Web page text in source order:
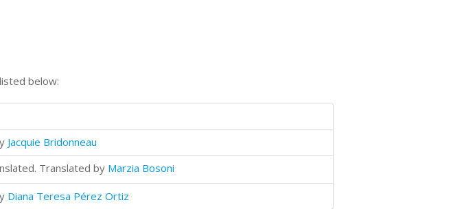
below:
Jacquie Bridonneau
Translated by Marzia Bosoni
Diana Teresa Pérez Ortiz